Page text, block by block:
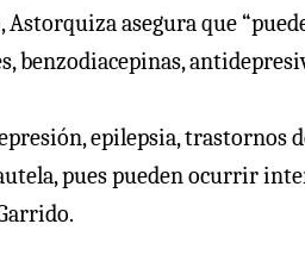
asegura que
benzodiacepinas,
epilepsia, trastornos
pues pueden ocurrir